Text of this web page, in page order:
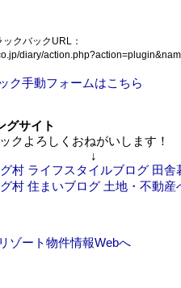
クバックURL：
diary/
ク手動フォームはこちら
グサイト
よろしくおねがいします！
↓
リゾート物件情報Webへ